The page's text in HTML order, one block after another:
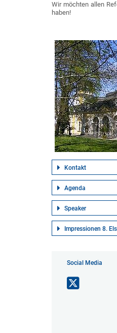
Wir möchten allen
haben!
Kontakt
Agenda
Speaker
Impressionen 8.
Social Media